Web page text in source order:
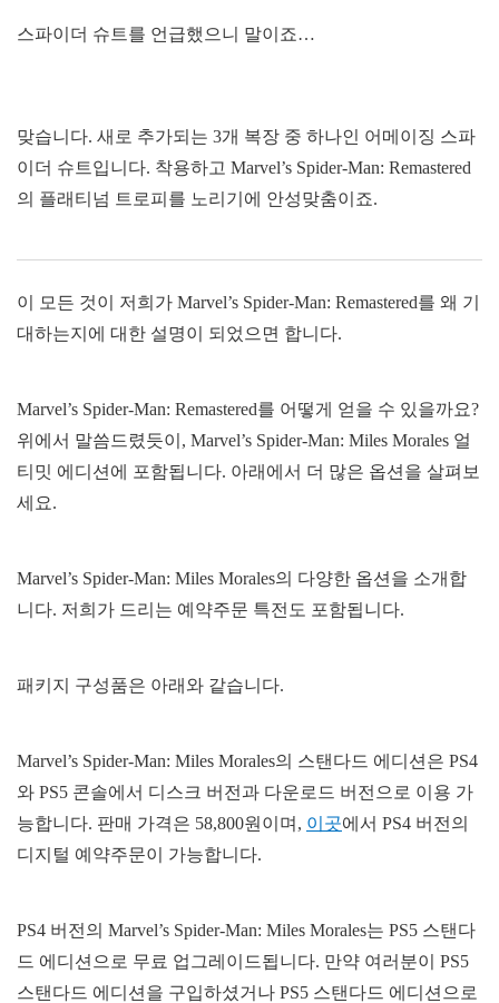
스파이더 슈트를 언급했으니 말이죠…
맞습니다. 새로 추가되는 3개 복장 중 하나인 어메이징 스파
이더 슈트입니다. 착용하고 Marvel’s Spider-Man: Remastered
의 플래티넘 트로피를 노리기에 안성맞춤이죠.
이 모든 것이 저희가 Marvel’s Spider-Man: Remastered를 왜 기
대하는지에 대한 설명이 되었으면 합니다.
Marvel’s Spider-Man: Remastered를 어떻게 얻을 수 있을까요?
위에서 말씀드렸듯이, Marvel’s Spider-Man: Miles Morales 얼
티밋 에디션에 포함됩니다. 아래에서 더 많은 옵션을 살펴보
세요.
Marvel’s Spider-Man: Miles Morales의 다양한 옵션을 소개합
니다. 저희가 드리는 예약주문 특전도 포함됩니다.
패키지 구성품은 아래와 같습니다.
Marvel’s Spider-Man: Miles Morales의 스탠다드 에디션은 PS4
와 PS5 콘솔에서 디스크 버전과 다운로드 버전으로 이용 가
능합니다. 판매 가격은 58,800원이며, 이곳에서 PS4 버전의
디지털 예약주문이 가능합니다.
PS4 버전의 Marvel’s Spider-Man: Miles Morales는 PS5 스탠다
드 에디션으로 무료 업그레이드됩니다. 만약 여러분이 PS5
스탠다드 에디션을 구입하셨거나 PS5 스탠다드 에디션으로